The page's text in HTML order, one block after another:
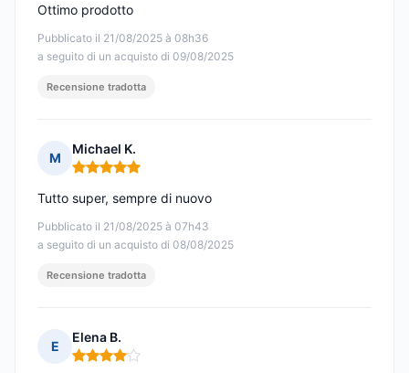
Pubblicato il 21/08/2025 à 08h36
a seguito di un acquisto di 09/08/2025
Ottimo prodotto
Recensione tradotta
M
Michael K.
Nota: 5 su 5
Pubblicato il 21/08/2025 à 07h43
a seguito di un acquisto di 08/08/2025
Tutto super, sempre di nuovo
Recensione tradotta
E
Elena B.
Nota: 4 su 5